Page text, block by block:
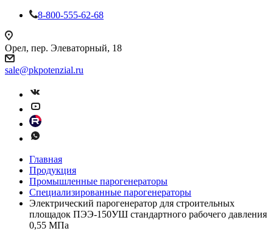
8-800-555-62-68
Орел, пер. Элеваторный, 18
sale@pkpotenzial.ru
Главная
Продукция
Промышленные парогенераторы
Специализированные парогенераторы
Электрический парогенератор для строительных
площадок ПЭЭ-150УШ стандартного рабочего давления
0,55 МПа